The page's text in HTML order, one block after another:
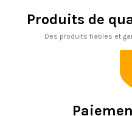
Produits de
Des produits fiables et